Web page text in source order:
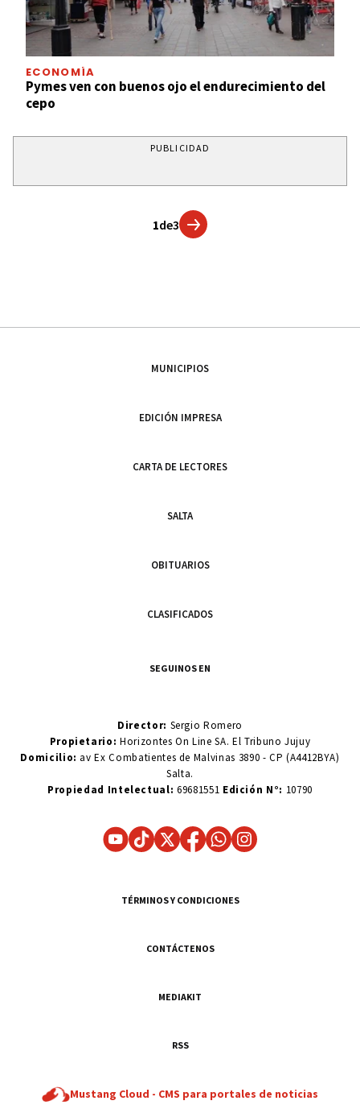
ECONOMÍA
Pymes ven con buenos ojo el endurecimiento del
cepo
PUBLICIDAD
1de3
MUNICIPIOS
EDICIÓN IMPRESA
CARTA DE LECTORES
SALTA
OBITUARIOS
CLASIFICADOS
SEGUINOS EN
Director: Sergio Romero
Propietario:Horizontes On Line SA. El Tribuno Jujuy
Domicilio: av Ex Combatientes de Malvinas 3890 - CP (A4412BYA)
Salta.
Propiedad Intelectual: 69681551 Edición N°: 10790
TÉRMINOS Y CONDICIONES
CONTÁCTENOS
MEDIAKIT
RSS
Mustang Cloud - CMS para portales de noticias